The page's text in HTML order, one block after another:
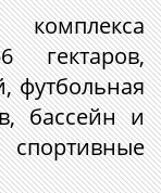
гектаров,
футбольная
бассейн и